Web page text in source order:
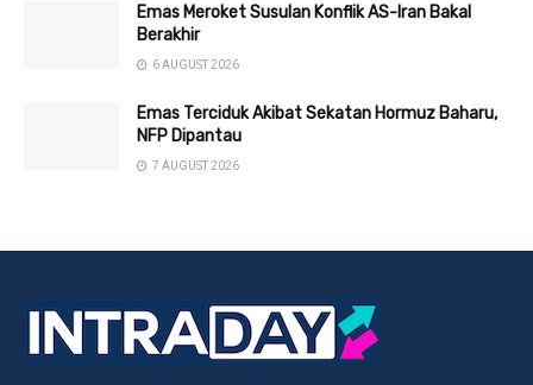
Emas Meroket Susulan Konflik AS-Iran Bakal
Berakhir
6 AUGUST 2026
Emas Terciduk Akibat Sekatan Hormuz Baharu,
NFP Dipantau
7 AUGUST 2026